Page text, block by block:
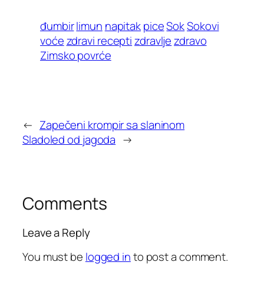
đumbirlimun napitakpiceSokSokovi
voćezdravi receptizdravljezdravo
Zimsko povrće
← Zapečeni krompir sa slaninom
Sladoled od jagoda →
Comments
Leave a Reply
You must be logged into post a comment.